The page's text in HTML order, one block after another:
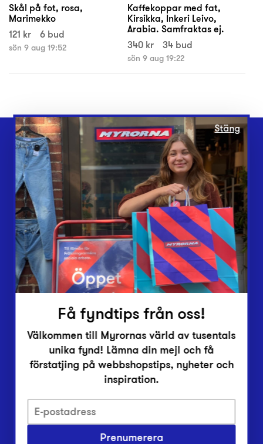
Skål på fot, rosa,
Marimekko
121 kr
6 bud
sön 9 aug 19:52
Kaffekoppar med fat,
Kirsikka, Inkeri Leivo,
Arabia. Samfraktas ej.
340 kr
34 bud
sön 9 aug 19:22
Webbshop
Butiker
Lämna in
Vårt överskott
Inlämningsplatser
Om Myrorna
Lediga jobb
Pressrum
Integritetsskyddspolicy
Har du frågor om onlineköp, leverans eller retur?
Stäng
Få fyndtips från oss!
Välkommen till Myrornas värld av tusentals
unika fynd! Lämna din mejl och få
förstatjing på webbshopstips, nyheter och
inspiration.
Prenumerera